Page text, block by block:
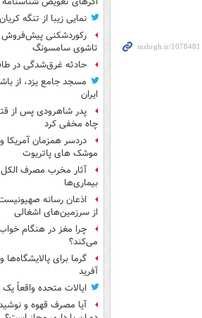
نمایی زیبا از تنگه
رکوردشکنی
تاشوی سامسونگ
حادثه غرق‌شدگی در طاقانک ۲
مسجد جامع یزد، از
ایران
پدر شاهرودی پس از
چاه مخفی کرد
دردسر همزمان آمریکا
موشک های پاتریوت
آثار مخرب مصرف الکل
بیماری‌ها
اذعان رسانه
از سرزمین‌های اشغالی
چرا مغز در هنگام
می‌کند؟
گرما برای پالایشگاه‌ها
آفرید
ایالات متحده واقعاً
آیا مصرف قهوه و